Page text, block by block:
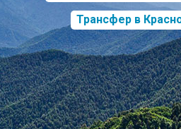
Трансфер в